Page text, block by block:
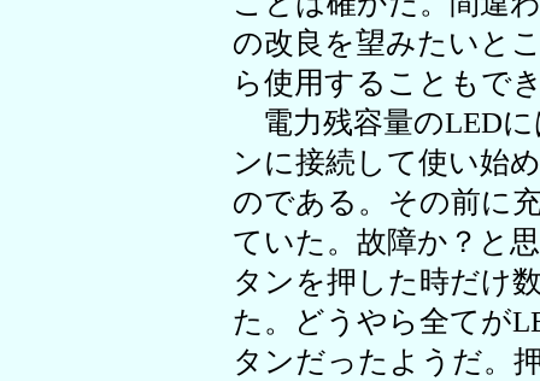
の改良を望みたいと
ら使用することもで
電力残容量のLED
ンに接続して使い始
のである。その前に
ていた。故障か？と
タンを押した時だけ
た。どうやら全てが
タンだったようだ。